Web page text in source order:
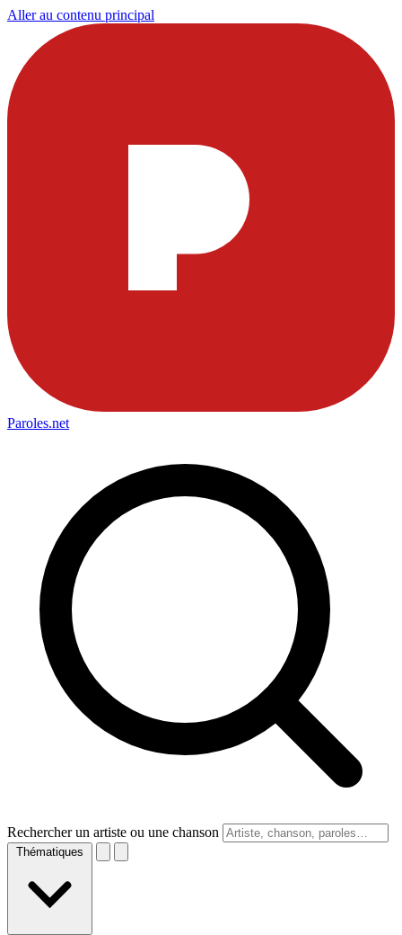
Aller au contenu principal
Paroles.net
Rechercher un artiste ou une chanson
Thématiques